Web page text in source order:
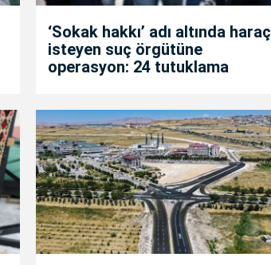
‘Sokak hakkı’ adı altında haraç
isteyen suç örgütüne
operasyon: 24 tutuklama